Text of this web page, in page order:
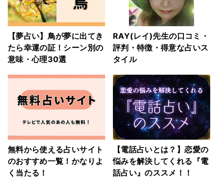
【夢占い】鳥が夢に出てき
たら幸運の証！シーン別の
意味・心理30選
RAY(レイ)先生の口コミ・
評判・特徴・得意な占いス
タイル
無料から使える占いサイト
のおすすめ一覧！かなりよ
く当たる！
【電話占いとは？】恋愛の
悩みを解決してくれる『電
話占い』のススメ！！